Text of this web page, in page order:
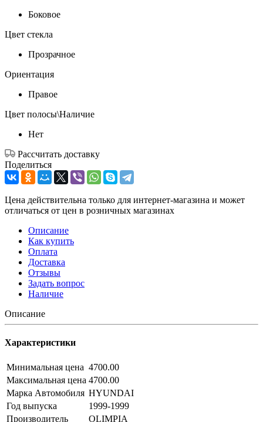
Боковое
Цвет стекла
Прозрачное
Ориентация
Правое
Цвет полосы\Наличие
Нет
Рассчитать доставку
Поделиться
Цена действительна только для интернет-магазина и может
отличаться от цен в розничных магазинах
Описание
Как купить
Оплата
Доставка
Отзывы
Задать вопрос
Наличие
Описание
Характеристики
Минимальная цена 4700.00
Максимальная цена 4700.00
Марка Автомобиля HYUNDAI
Год выпуска
1999-1999
Производитель
OLIMPIA